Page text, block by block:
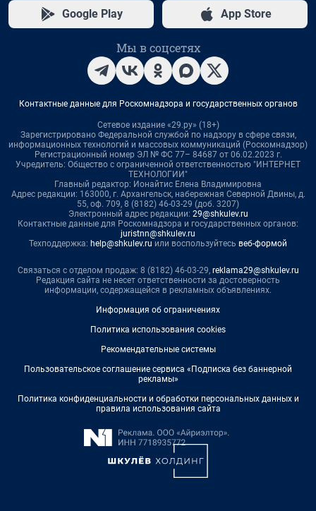
Google Play App Store
Мы в соцсетях
Контактные данные для Роскомнадзора и государственных органов
Сетевое издание «29.ру» (18+)
Зарегистрировано Федеральной службой по надзору в сфере связи,
информационных технологий и массовых коммуникаций (Роскомнадзор)
Регистрационный номер ЭЛ № ФС 77– 84687 от 06.02.2023 г.
Учредитель: Общество с ограниченной ответственностью "ИНТЕРНЕТ
ТЕХНОЛОГИИ"
Главный редактор: Ионайтис Елена Владимировна
Адрес редакции: 163000, г. Архангельск, набережная Северной Двины, д.
55, оф. 709, 8 (8182) 46-03-29 (доб. 3207)
Электронный адрес редакции: 29@shkulev.ru
Контактные данные для Роскомнадзора и государственных органов:
juristnn@shkulev.ru
Техподдержка: help@shkulev.ru или воспользуйтесь веб-формой
Связаться с отделом продаж: 8 (8182) 46-03-29, reklama29@shkulev.ru
Редакция сайта не несет ответственности за достоверность
информации, содержащейся в рекламных объявлениях.
Информация об ограничениях
Политика использования cookies
Рекомендательные системы
Пользовательское соглашение сервиса «Подписка без баннерной
рекламы»
Политика конфиденциальности и обработки персональных данных и
правила использования сайта